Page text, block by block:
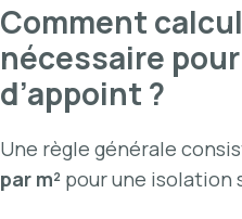
Comment
nécessaire
d’appoint ?
Une règle générale
par m² pour une isolation